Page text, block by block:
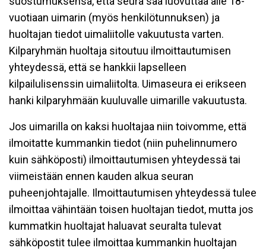
vuotiaan uimarin (myös henkilötunnuksen) ja
huoltajan tiedot uimaliitolle vakuutusta varten.
Kilparyhmän huoltaja sitoutuu ilmoittautumisen
yhteydessä, että se hankkii lapselleen
kilpailulisenssin uimaliitolta. Uimaseura ei erikseen
hanki kilparyhmään kuuluvalle uimarille vakuutusta.
Jos uimarilla on kaksi huoltajaa niin toivomme, että
ilmoitatte kummankin tiedot (niin puhelinnumero
kuin sähköposti) ilmoittautumisen yhteydessä tai
viimeistään ennen kauden alkua seuran
puheenjohtajalle. Ilmoittautumisen yhteydessä tulee
ilmoittaa vähintään toisen huoltajan tiedot, mutta jos
kummatkin huoltajat haluavat seuralta tulevat
sähköpostit tulee ilmoittaa kummankin huoltajan